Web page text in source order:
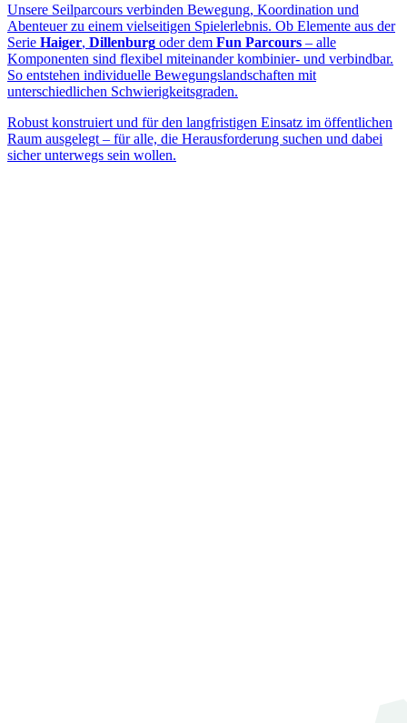
Unsere Seilparcours verbinden Bewegung, Koordination und
Abenteuer zu einem vielseitigen Spielerlebnis. Ob Elemente aus der
Serie Haiger, Dillenburg oder dem Fun Parcours – alle
Komponenten sind flexibel miteinander kombinier- und verbindbar.
So entstehen individuelle Bewegungslandschaften mit
unterschiedlichen Schwierigkeitsgraden.
Robust konstruiert und für den langfristigen Einsatz im öffentlichen
Raum ausgelegt – für alle, die Herausforderung suchen und dabei
sicher unterwegs sein wollen.